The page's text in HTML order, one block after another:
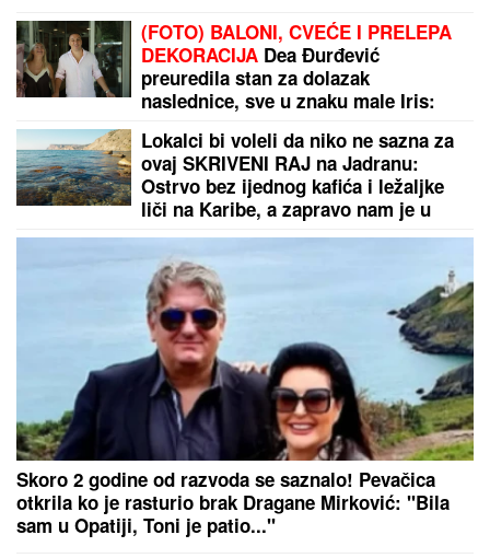
(FOTO) BALONI, CVEĆE I PRELEPA
DEKORACIJA Dea Đurđević
preuredila stan za dolazak
naslednice, sve u znaku male Iris:
Lokalci bi voleli da niko ne sazna za
ovaj SKRIVENI RAJ na Jadranu:
Ostrvo bez ijednog kafića i ležaljke
liči na Karibe, a zapravo nam je u
komšiluku - ko jednom ode, teško se
vraća kući
Skoro 2 godine od razvoda se saznalo! Pevačica
otkrila ko je rasturio brak Dragane Mirković: "Bila
sam u Opatiji, Toni je patio..."